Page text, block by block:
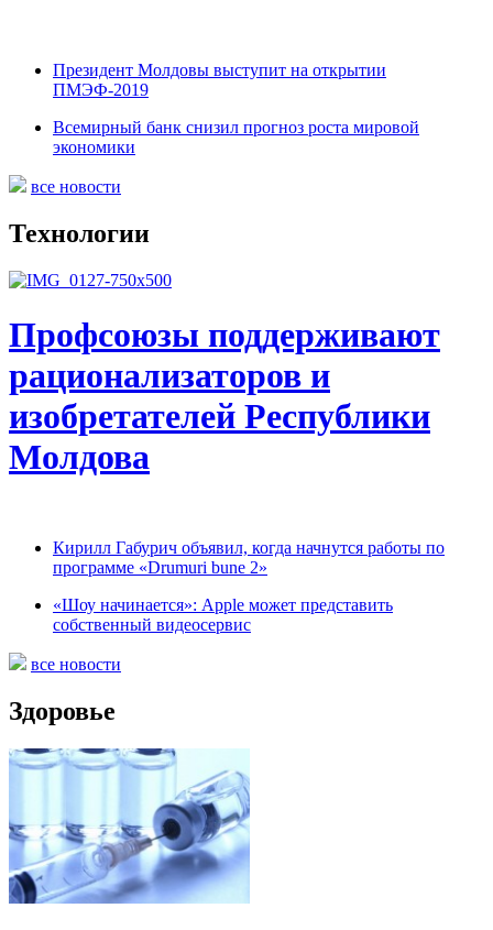
Президент Молдовы выступит на открытии
ПМЭФ-2019
Всемирный банк снизил прогноз роста мировой
экономики
все новости
Технологии
Профсоюзы поддерживают
рационализаторов и
изобретателей Республики
Молдова
Кирилл Габурич объявил, когда начнутся работы по
программе «Drumuri bune 2»
«Шоу начинается»: Apple может представить
собственный видеосервис
все новости
Здоровье